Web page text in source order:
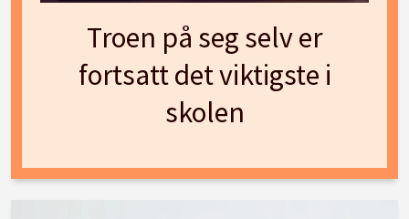
Troen på seg selv er
fortsatt det viktigste i
skolen